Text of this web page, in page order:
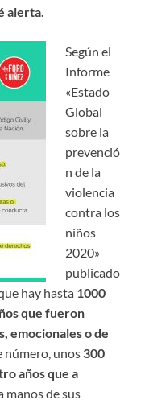
alerta.
Según el
Informe
«Estado
Global
sobre la
prevenció
n de la
violencia
contra los
niños
2020»
publicado
hay hasta 1000
que fueron
emocionales o de
número, unos 300
años que a
manos de sus